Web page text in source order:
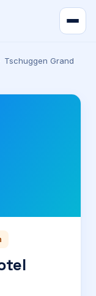
Tschuggen Grand